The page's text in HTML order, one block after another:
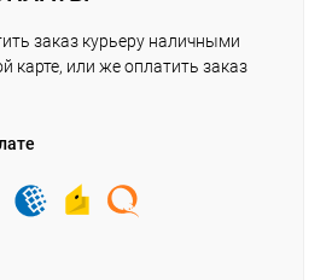
заказ курьеру наличными
карте, или же оплатить заказ